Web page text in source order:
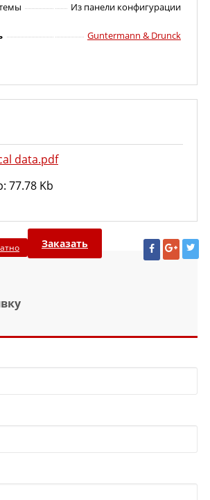
Из панели конфигурации
Guntermann & Drunck
data.pdf
77.78 Kb
Заказать